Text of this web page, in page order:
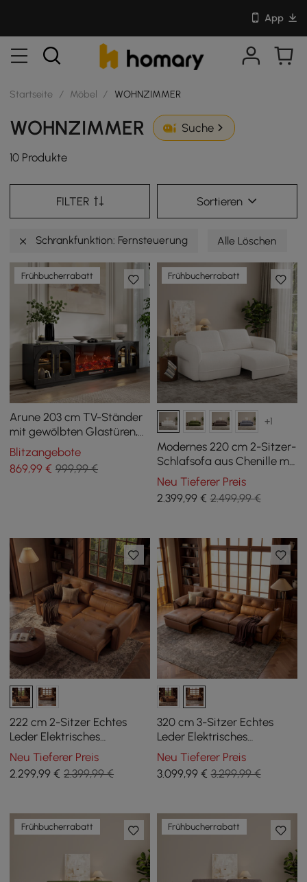
App
Startseite / Möbel / WOHNZIMMER
WOHNZIMMER Suche
10 Produkte
FILTER Sortieren
Schrankfunktion: Fernsteuerung Alle Löschen
Frühbucherrabatt
Arune 203 cm TV-Ständer
mit gewölbten Glastüren,
Elektrokamin und
Fernbedienung
Blitzangebote
869,99 € 999,99 €
Frühbucherrabatt
+1
Modernes 220 cm 2-Sitzer-
Schlafsofa aus Chenille mit
elektrischer
Verstellfunktion und
Fernbedienung
Neu Tieferer Preis
2.399,99€ 2.499,99 €
222 cm 2-Sitzer Echtes
Leder Elektrisches
Schlafsofa mit
verstellbaren Kopfstützen
Neu Tieferer Preis
2.299,99 € 2.399,99 €
320 cm 3-Sitzer Echtes
Leder Elektrisches
Schlafsofa mit
verstellbaren Kopfstützen
Neu Tieferer Preis
3.099,99€ 3.299,99 €
Frühbucherrabatt Frühbucherrabatt